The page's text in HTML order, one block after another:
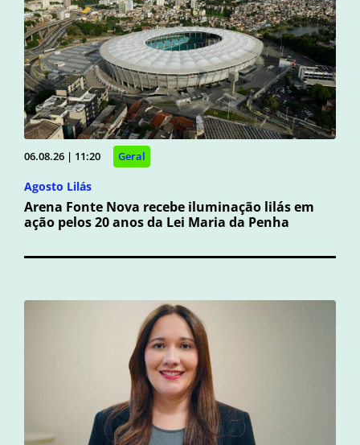
06.08.26 | 11:20 Geral
Agosto Lilás
Arena Fonte Nova recebe iluminação lilás em
ação pelos 20 anos da Lei Maria da Penha